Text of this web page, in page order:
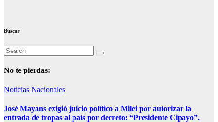
Buscar
No te pierdas:
Noticias Nacionales
José Mayans exigió juicio político a Milei por autorizar la
entrada de tropas al país por decreto: “Presidente Cipayo”.